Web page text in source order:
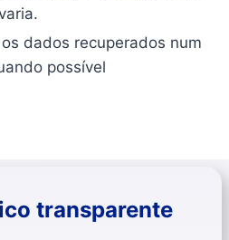
dados recuperados num
possível
transparente